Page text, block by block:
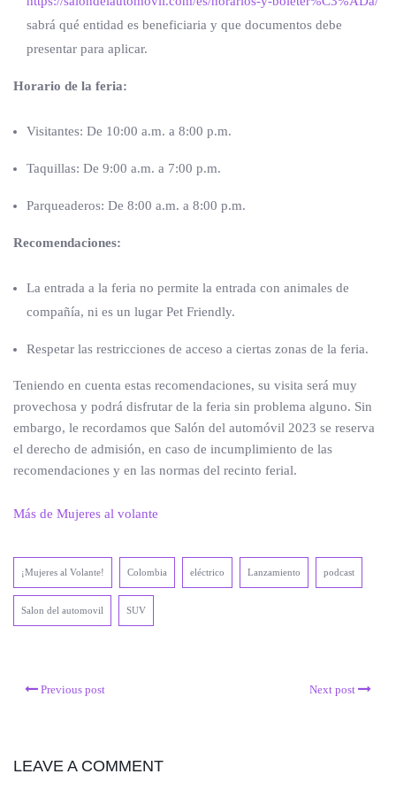
sabrá qué entidad es beneficiaria y que documentos debe
presentar para aplicar.
Horario de la feria:
Visitantes: De 10:00 a.m. a 8:00 p.m.
Taquillas: De 9:00 a.m. a 7:00 p.m.
Parqueaderos: De 8:00 a.m. a 8:00 p.m.
Recomendaciones:
La entrada a la feria no permite la entrada con animales de
compañía, ni es un lugar Pet Friendly.
Respetar las restricciones de acceso a ciertas zonas de la feria.
Teniendo en cuenta estas recomendaciones, su visita será muy
provechosa y podrá disfrutar de la feria sin problema alguno. Sin
embargo, le recordamos que Salón del automóvil 2023 se reserva
el derecho de admisión, en caso de incumplimiento de las
recomendaciones y en las normas del recinto ferial.
Más de Mujeres al volante
¡Mujeres al Volante! Colombia eléctrico Lanzamiento podcast
Salon del automovil SUV
Previous post Next post
LEAVE A COMMENT